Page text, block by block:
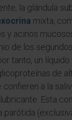
la glándula
mixta,
y acinos
de los
tanto, un
de
a la
Esta
parótida